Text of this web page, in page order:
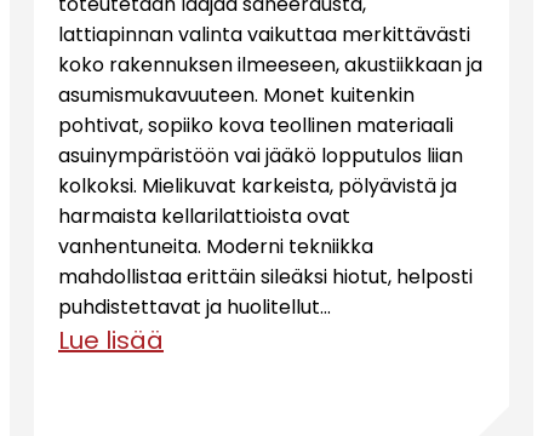
lattiapinnan valinta vaikuttaa merkittävästi
koko rakennuksen ilmeeseen, akustiikkaan ja
asumismukavuuteen. Monet kuitenkin
pohtivat, sopiiko kova teollinen materiaali
asuinympäristöön vai jääkö lopputulos liian
kolkoksi. Mielikuvat karkeista, pölyävistä ja
harmaista kellarilattioista ovat
vanhentuneita. Moderni tekniikka
mahdollistaa erittäin sileäksi hiotut, helposti
puhdistettavat ja huolitellut…
Lue lisää